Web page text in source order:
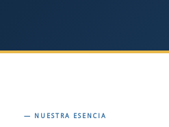
— NUESTRA ESENCIA